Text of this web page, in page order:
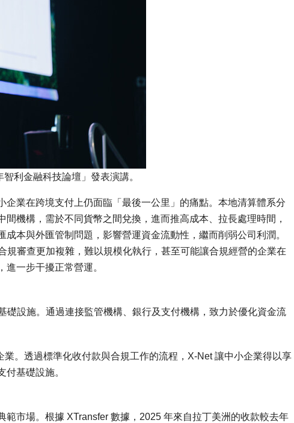
利金融科技論壇」發表演講。
業在跨境支付上仍面臨「最後一公里」的痛點。本地清算體系分
機構，需於不同貨幣之間兌換，進而推高成本、拉長處理時間，
本與外匯管制問題，影響營運資金流動性，繼而削弱公司利潤。
規審查更加複雜，難以規模化執行，甚至可能讓合規經營的企業在
一步干擾正常營運。
礎設施。通過連接監管機構、銀行及支付機構，致力於優化資金流
。透過標準化收付款與合規工作的流程，X-Net 讓中小企業得以享
基礎設施。
市場。根據 XTransfer 數據，2025 年來自拉丁美洲的收款較去年